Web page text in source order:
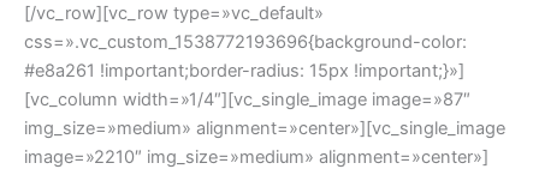
[/vc_row][vc_row type=»vc_default»
css=».vc_custom_1538772193696{background-color:
#e8a261 !important;border-radius: 15px !important;}»]
[vc_column width=»1/4″][vc_single_image image=»87″
img_size=»medium» alignment=»center»][vc_single_image
image=»2210″ img_size=»medium» alignment=»center»]